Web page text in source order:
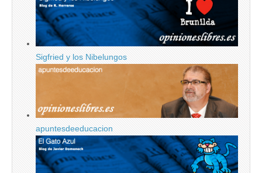
Sigfried y los Nibelungos
apuntesdeeducacion